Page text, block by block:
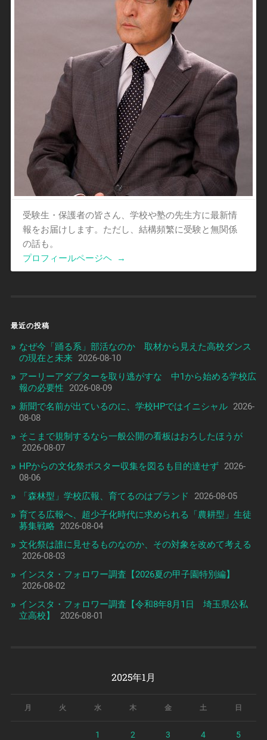
受験生・保護者の皆さん、学校や塾の先生方に最新情
報をお届けします。ただし、結構頻繁に受験と無関係
の話も。
プロフィールページヘ
→
最近の投稿
なぜ今「踊る系」部活なのか 取材から見えた高校ダンス
の現在と未来 2026-08-10
アーリーアダプターを取り逃がすな 中1から始める学校広
報の必要性
2026-08-09
新聞で名前が出ているのに、学校HPではイニシャル 2026-
08-08
そこまで規制するなら一般公開の看板はおろしたほうが
2026-08-07
HPからの文化祭ポスター収集を図るも目的達せず 2026-
08-06
「森林型」学校広報、育てるのはブランド
2026-08-05
育てる広報へ、超少子化時代に求められる「農耕型」生徒
募集戦略
2026-08-04
文化祭は誰に見せるものなのか、その対象を改めて考える
2026-08-03
インスタ・フォロワー調査【2026夏の甲子園特別編】
2026-08-02
インスタ・フォロワー調査【令和8年8月1日 埼玉県公私
立高校】
2026-08-01
2025年1月
月 火 水 木 金 土 日
1 2 3 4 5